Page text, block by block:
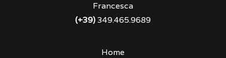
Francesca
(+39)349.465.9689
Home